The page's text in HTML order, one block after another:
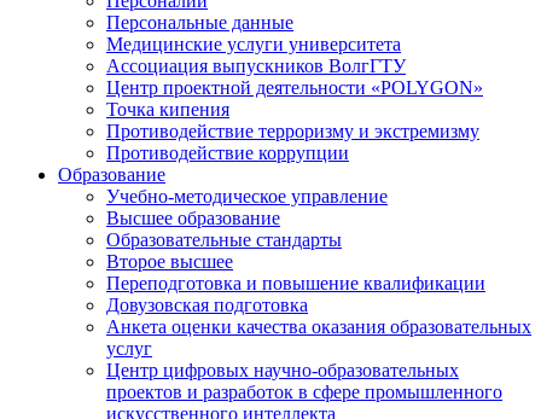
Персональные данные
Медицинские услуги университета
Ассоциация выпускников ВолгГТУ
Центр проектной деятельности «POLYGON»
Точка кипения
Противодействие терроризму и экстремизму
Противодействие коррупции
Образование
Учебно-методическое управление
Высшее образование
Образовательные стандарты
Второе высшее
Переподготовка и повышение квалификации
Довузовская подготовка
Анкета оценки качества оказания образовательных
услуг
Центр цифровых научно-образовательных
проектов и разработок в сфере промышленного
искусственного интеллекта